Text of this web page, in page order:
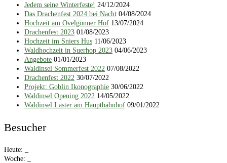
Jedem seine Winterfeste! 24/12/2024
Das Drachenfest 2024 bei Nacht 04/08/2024
Hochzeit am Ovelgönner Hof 13/07/2024
Drachenfest 2023 01/08/2023
Hochzeit im Sniers Hus 11/06/2023
Waldhochzeit in Suerhop 2023 04/06/2023
Angebote 01/01/2023
Waldinsel Sommerfest 2022 07/08/2022
Drachenfest 2022 30/07/2022
Projekt: Goblin Ikonographie 30/06/2022
Waldinsel Opening 2022 14/05/2022
Waldinsel Laster am Hauptbahnhof 09/01/2022
Besucher
Heute:
Woche: